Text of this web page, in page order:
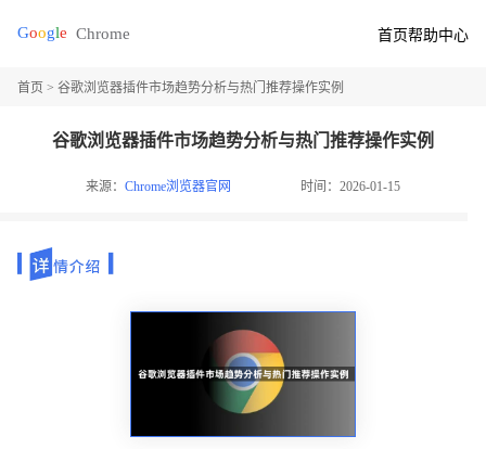
首页帮助中心
首页 > 谷歌浏览器插件市场趋势分析与热门推荐操作实例
谷歌浏览器插件市场趋势分析与热门推荐操作实例
来源：Chrome浏览器官网 时间：2026-01-15